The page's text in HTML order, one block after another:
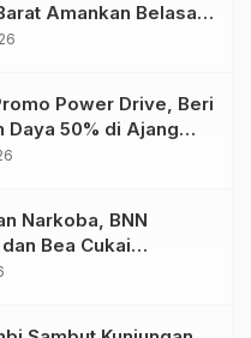
Amankan Belasan
Power Drive, Beri
Daya 50% di Ajang
Narkoba, BNN
Bea Cukai
Pelaku beserta